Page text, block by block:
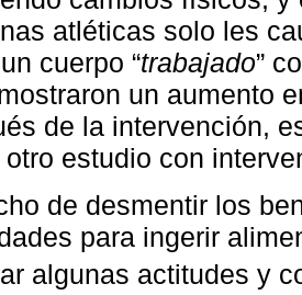
atléticas solo les
cuerpo “trabajado”
un aumento
de la intervención,
otro estudio con
de desmentir los
para ingerir
algunas actitudes y